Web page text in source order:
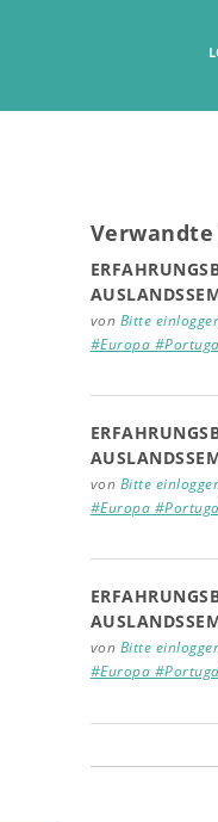
von Bitte
#Europa
von Bitte
#Europa
von Bitte
#Europa